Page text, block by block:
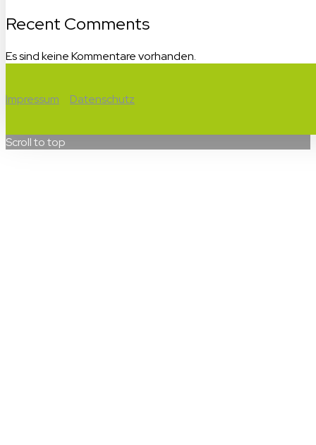
Recent Comments
Es sind keine Kommentare vorhanden.
Impressum Datenschutz
Scroll to top